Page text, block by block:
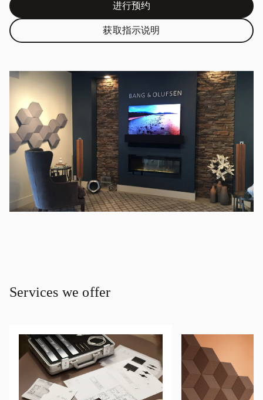
进行预约Link Opens in New Tab
获取指示说明Link Opens in New Tab
Services we offer